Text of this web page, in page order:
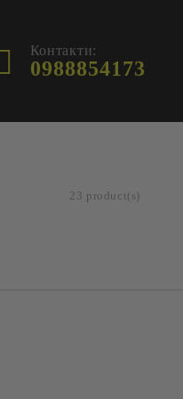
Контакти:
0988854173
23 product(s)